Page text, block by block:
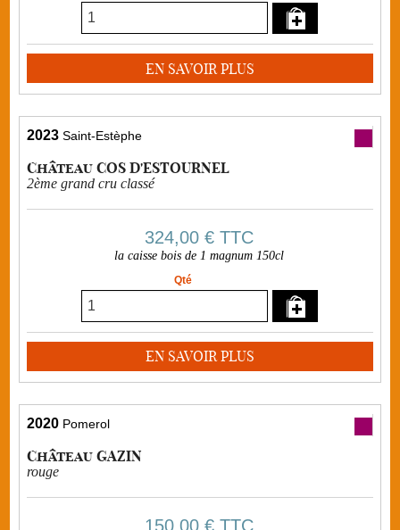
EN SAVOIR PLUS
2023 Saint-Estèphe
Château COS D'ESTOURNEL
2ème grand cru classé
324,00 € TTC
la caisse bois de 1 magnum 150cl
Qté
EN SAVOIR PLUS
2020 Pomerol
Château GAZIN
rouge
150,00 € TTC